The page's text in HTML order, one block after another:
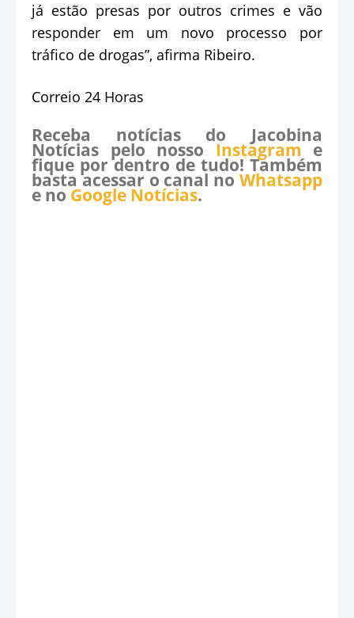
já estão presas por outros crimes e vão
responder em um novo processo por
tráfico de drogas”, afirma Ribeiro.
Correio 24 Horas
Receba notícias do Jacobina
Notícias pelo nosso Instagram e
fique por dentro de tudo! Também
basta acessar o canal no Whatsapp
e no Google Notícias.